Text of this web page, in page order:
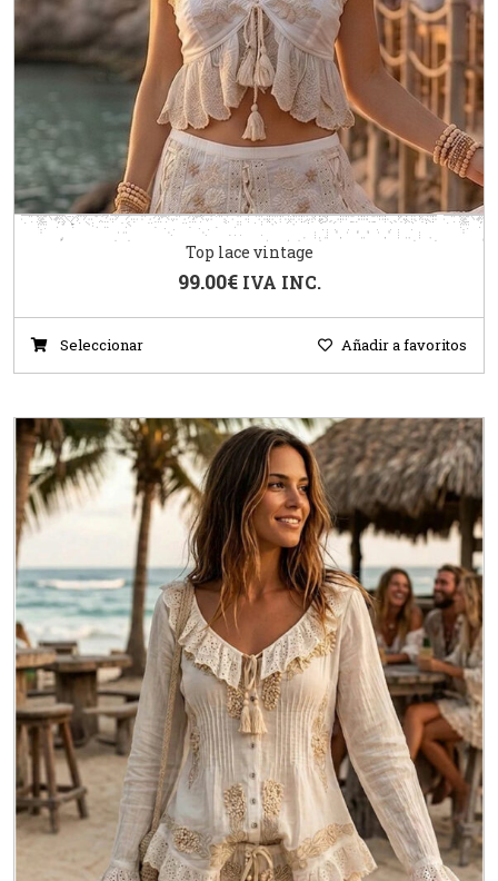
Top lace vintage
99.00€ IVA INC.
Seleccionar Añadir a favoritos